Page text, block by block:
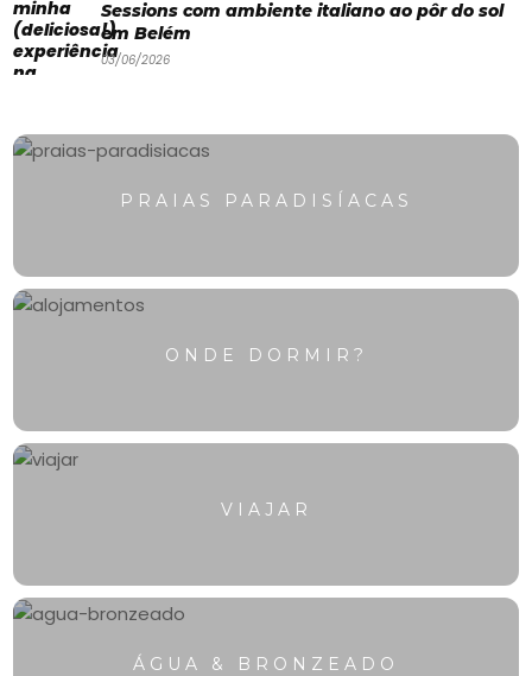
Bronzeado
Quem
Sessions com ambiente italiano ao pôr do sol
em Belém
03/06/2026
PRAIAS PARADISÍACAS
ONDE DORMIR?
VIAJAR
ÁGUA & BRONZEADO